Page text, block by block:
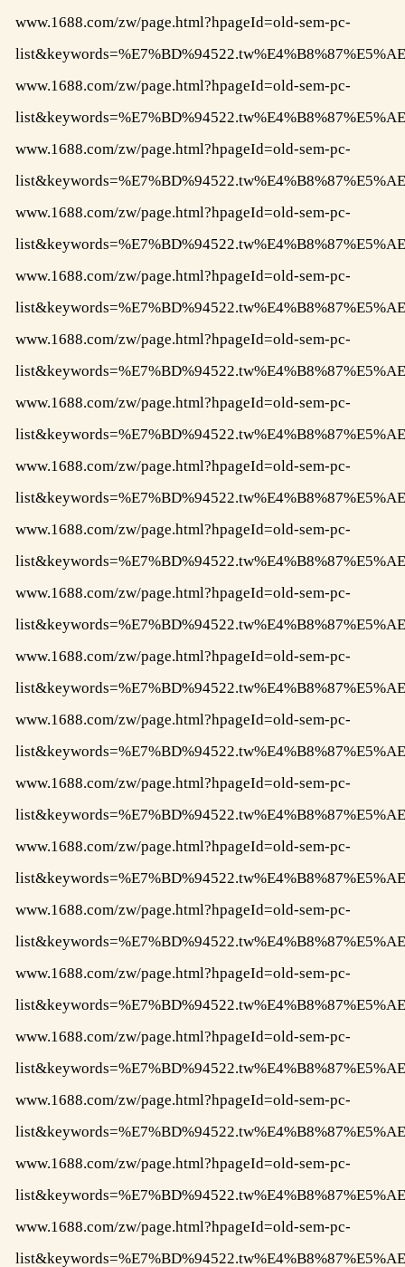
www.1688.com/zw/page.html?hpageId=old-sem-pc-
www.1688.com/zw/page.html?hpageId=old-sem-pc-
www.1688.com/zw/page.html?hpageId=old-sem-pc-
www.1688.com/zw/page.html?hpageId=old-sem-pc-
www.1688.com/zw/page.html?hpageId=old-sem-pc-
www.1688.com/zw/page.html?hpageId=old-sem-pc-
www.1688.com/zw/page.html?hpageId=old-sem-pc-
www.1688.com/zw/page.html?hpageId=old-sem-pc-
www.1688.com/zw/page.html?hpageId=old-sem-pc-
www.1688.com/zw/page.html?hpageId=old-sem-pc-
www.1688.com/zw/page.html?hpageId=old-sem-pc-
www.1688.com/zw/page.html?hpageId=old-sem-pc-
www.1688.com/zw/page.html?hpageId=old-sem-pc-
www.1688.com/zw/page.html?hpageId=old-sem-pc-
www.1688.com/zw/page.html?hpageId=old-sem-pc-
www.1688.com/zw/page.html?hpageId=old-sem-pc-
www.1688.com/zw/page.html?hpageId=old-sem-pc-
www.1688.com/zw/page.html?hpageId=old-sem-pc-
www.1688.com/zw/page.html?hpageId=old-sem-pc-
www.1688.com/zw/page.html?hpageId=old-sem-pc-